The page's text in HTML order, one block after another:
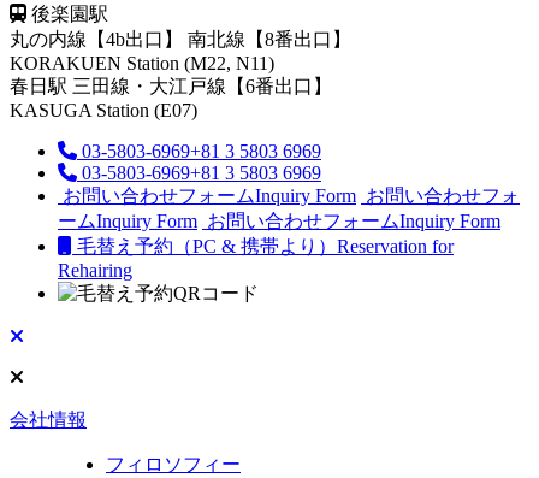
後楽園駅
丸の内線【4b出口】 南北線【8番出口】
KORAKUEN Station (M22, N11)
春日駅 三田線・大江戸線【6番出口】
KASUGA Station (E07)
03-5803-6969+81 3 5803 6969
03-5803-6969+81 3 5803 6969
お問い合わせフォームInquiry Form お問い合わせフォ
ームInquiry Form お問い合わせフォームInquiry Form
毛替え予約（PC & 携帯より） Reservation for
Rehairing
会社情報
フィロソフィー